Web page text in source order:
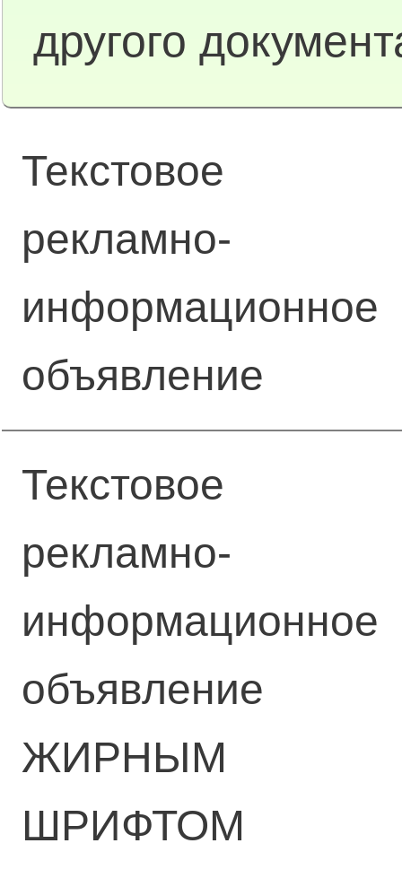
другого
Текстовое
рекламно-
информационное
объявление
Текстовое
рекламно-
информационное
объявление
ЖИРНЫМ
ШРИФТОМ